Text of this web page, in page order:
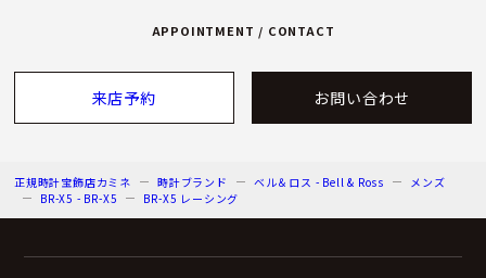
APPOINTMENT / CONTACT
来店予約 お問い合わせ
正規時計宝飾店カミネ 時計ブランド ベル＆ロス - Bell & Ross
メンズ
BR-X5 - BR-X5
BR-X5 レーシング